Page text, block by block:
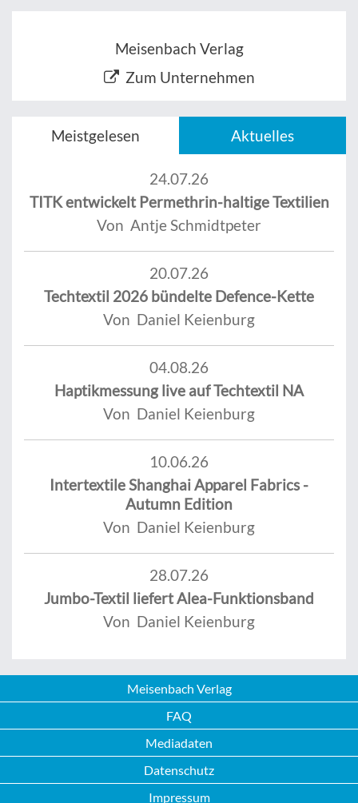
Meisenbach Verlag
Zum Unternehmen
Meistgelesen Aktuelles
24.07.26
TITK entwickelt Permethrin-haltige Textilien
Von Antje Schmidtpeter
20.07.26
Techtextil 2026 bündelte Defence-Kette
Von Daniel Keienburg
04.08.26
Haptikmessung live auf Techtextil NA
Von Daniel Keienburg
10.06.26
Intertextile Shanghai Apparel Fabrics -
Autumn Edition
Von Daniel Keienburg
28.07.26
Jumbo-Textil liefert Alea-Funktionsband
Von Daniel Keienburg
Meisenbach Verlag
FAQ
Mediadaten
Datenschutz
Impressum